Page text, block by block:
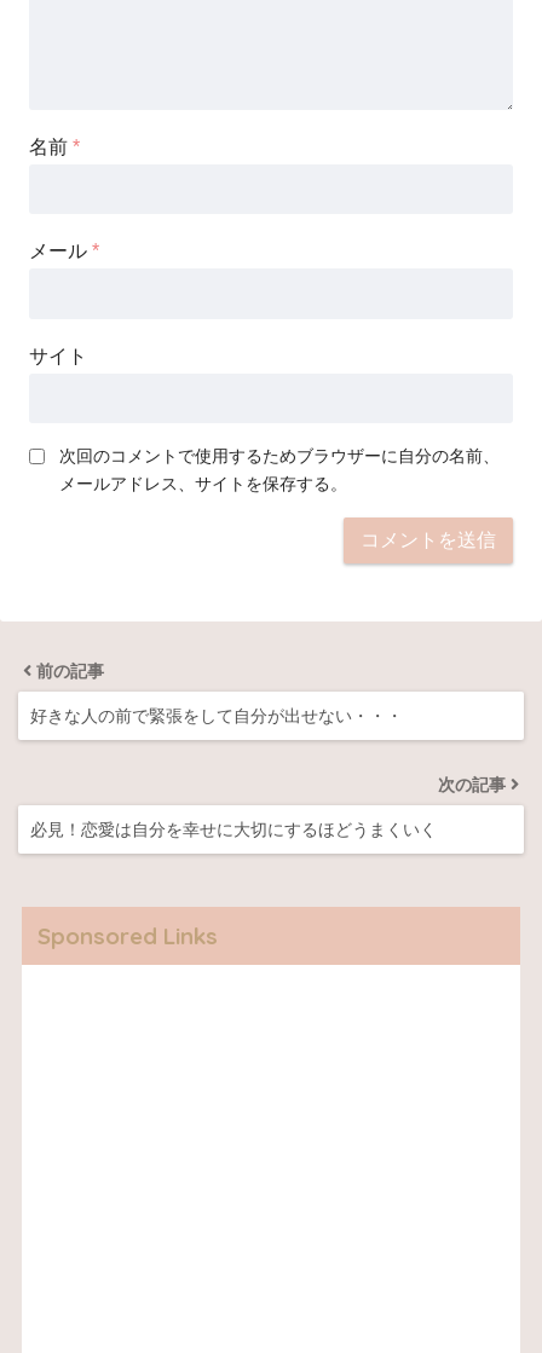
名前 *
メール *
サイト
次回のコメントで使用するためブラウザーに自分の名前、
メールアドレス、サイトを保存する。
前の記事
好きな人の前で緊張をして自分が出せない・・・
次の記事
必見！恋愛は自分を幸せに大切にするほどうまくいく
Sponsored Links